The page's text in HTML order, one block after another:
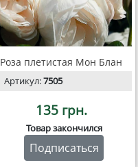
Роза плетистая Мон Блан
Артикул:7505
135 грн.
Товар закончился
Подписаться